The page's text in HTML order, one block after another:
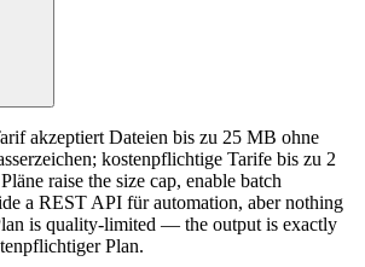
akzeptiert Dateien bis zu 25 MB ohne
kostenpflichtige Tarife bis zu 2
raise the size cap, enable batch
a REST API für automation, aber nothing
is quality-limited — the output is exactly
Plan.